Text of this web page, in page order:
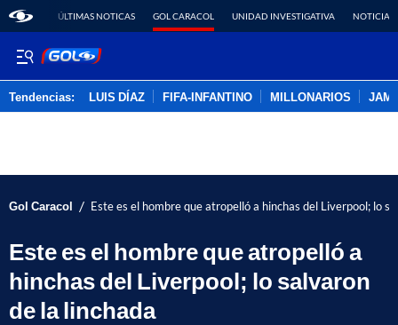
ÚLTIMAS NOTICAS GOL CARACOL UNIDAD INVESTIGATIVA NOTICIAS
Tendencias: LUIS DÍAZ FIFA-INFANTINO MILLONARIOS
Gol Caracol / Este es el hombre que atropelló a hinchas del Liverpool; lo
Este es el hombre que atropelló a
hinchas del Liverpool; lo salvaron
de la linchada